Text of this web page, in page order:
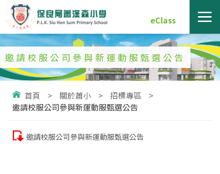
eClass
邀請校服公司參與新運動服甄選公告
首頁 > 關於蕭小 > 招標專區
>
邀請校服公司參與新運動服甄選公告
邀請校服公司參與新運動服甄選公告